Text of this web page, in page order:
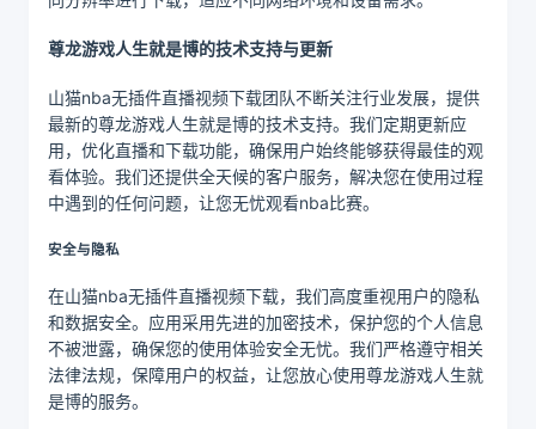
尊龙游戏人生就是博的技术支持与更新
山猫nba无插件直播视频下载团队不断关注行业发展，提供
最新的尊龙游戏人生就是博的技术支持。我们定期更新应
用，优化直播和下载功能，确保用户始终能够获得最佳的观
看体验。我们还提供全天候的客户服务，解决您在使用过程
中遇到的任何问题，让您无忧观看nba比赛。
安全与隐私
在山猫nba无插件直播视频下载，我们高度重视用户的隐私
和数据安全。应用采用先进的加密技术，保护您的个人信息
不被泄露，确保您的使用体验安全无忧。我们严格遵守相关
法律法规，保障用户的权益，让您放心使用尊龙游戏人生就
是博的服务。